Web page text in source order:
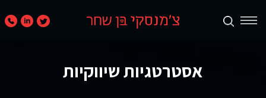
אסטרטגיות שיווקיות